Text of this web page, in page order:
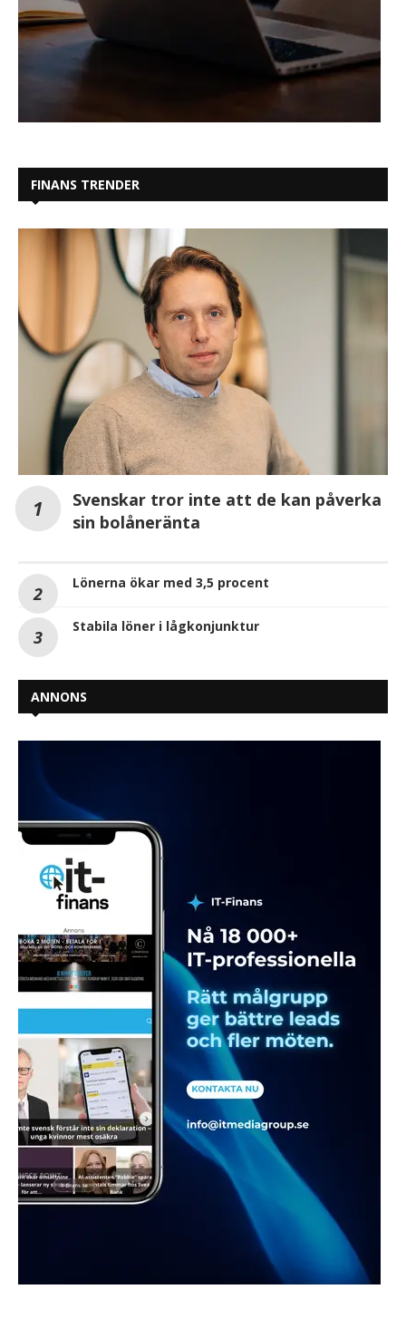
FINANS TRENDER
Svenskar tror inte att de kan påverka
sin bolåneränta
Lönerna ökar med 3,5 procent
Stabila löner i lågkonjunktur
ANNONS